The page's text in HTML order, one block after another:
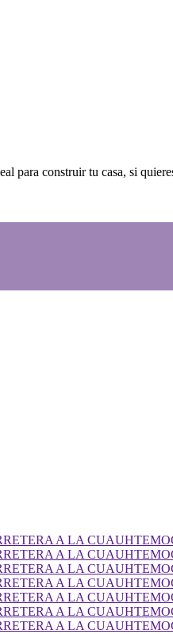
para construir tu casa, si